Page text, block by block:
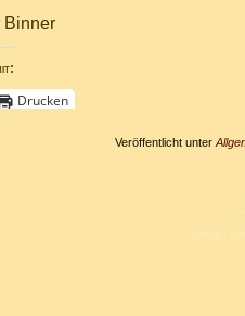
Binner
Drucken
Veröffentlicht unter